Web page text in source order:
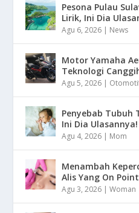
Pesona Pulau
Lirik, Ini Dia
Agu 6, 2026 | News
Motor Yamaha
Teknologi
Agu 5, 2026 |
Penyebab Tubuh
Ini Dia Ulasannya!
Agu 4, 2026 | Mom
Menambah
Alis Yang On Point
Agu 3, 2026 |Woman